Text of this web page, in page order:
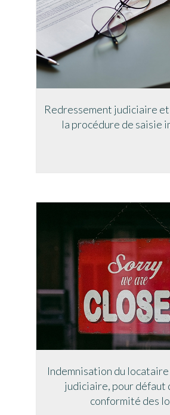
Redressement judiciaire
la procédure de saisie
Indemnisation du
judiciaire, pour défaut
conformité des